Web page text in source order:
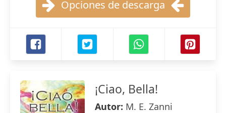
Opciones de descarga
¡Ciao, Bella!
Autor: M. E. Zanni